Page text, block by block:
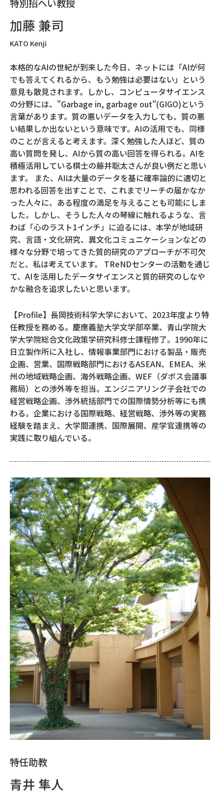
特別招へい教授
加藤 兼司
KATO Kenji
本格的なAIの世紀が到来した今日、ネットには「AIが何
でも答えてくれるから、もう勉強は必要はない」という
意見も散見されます。しかし、コンピュータサイエンス
の分野には、"Garbage in, garbage out"(GIGO)という
言葉があります。質の悪いデータを入力しても、質の悪
い結果しか出ないという意味です。AIの活用でも、同様
のことが言えると考えます。深く勉強した人ほど、質の
高い質問を発し、AIから質の高い回答を得られる。AIを
積極活用している棋士の藤井聡太さんが良い例だと思い
ます。 また、AIは大量のデータを基に確率論的に適切と
思われる回答を出すことで、これまでリーチの届かなか
った人々に、ある程度の満足を与えることも可能にしま
した。しかし、そうした人々の琴線に触れるような、言
わば「心のラスト1インチ」に迫るには、本学が地域研
究、言語・文化研究、異文化コミュニケーションなどの
様々な分野で培ってきた質的研究のアプローチが不可欠
だと、私は考えています。 TReNDセンターの活動を通じ
て、AIを活用したデータサイエンスと質的研究のしなや
かな融合を追求したいと思います。
【Profile】長岡技術科学大学において、2023年度より特
任教授を務める。慶應義塾大学文学部卒業、青山学院大
学大学院総合文化政策学研究科修士課程修了。1990年に
日立製作所に入社し、情報事業部門における製品・販売
企画、営業、国際戦略部門におけるASEAN、EMEA、米
州の地域戦略企画、海外戦略企画、WEF（ダボス会議事
務局）との渉外等を担当。エンジニアリング子会社での
経営戦略企画、渉外統括部門での国際情勢分析等にも携
わる。企業における国際戦略、経営戦略、渉外等の実務
経験を踏まえ、大学間連携、国際展開、産学官連携等の
実践に取り組んでいる。
特任助教
青井 隼人